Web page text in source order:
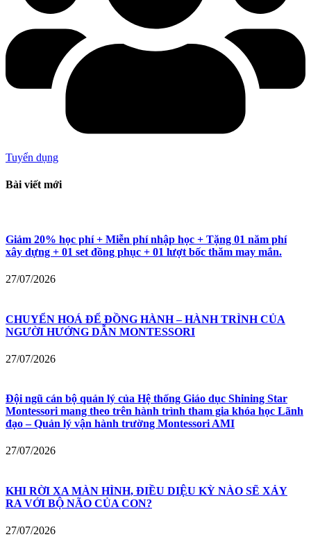
Tuyển dụng
Bài viết mới
Giảm 20% học phí + Miễn phí nhập học + Tặng 01 năm phí
xây dựng + 01 set đồng phục + 01 lượt bốc thăm may mắn.
27/07/2026
CHUYỂN HOÁ ĐỂ ĐỒNG HÀNH – HÀNH TRÌNH CỦA
NGƯỜI HƯỚNG DẪN MONTESSORI
27/07/2026
Đội ngũ cán bộ quản lý của Hệ thống Giáo dục Shining Star
Montessori mang theo trên hành trình tham gia khóa học Lãnh
đạo – Quản lý vận hành trường Montessori AMI
27/07/2026
KHI RỜI XA MÀN HÌNH, ĐIỀU DIỆU KỲ NÀO SẼ XẢY
RA VỚI BỘ NÃO CỦA CON?
27/07/2026